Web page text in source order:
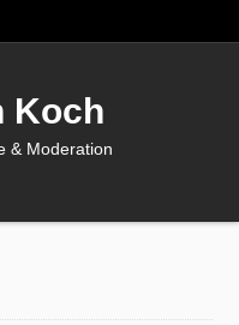
Koch
& Moderation